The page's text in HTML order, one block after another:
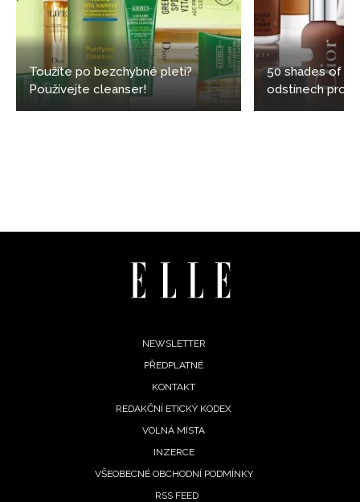
zpracováním údajů k tomuto účelu podle
Zásad ochrany
soukromí BurdaMedia Extra s.r.o., zaškrtněte toto pole.
Toužíte po bezchybné pleti?
Používejte cleanser!
50 shades of
odstínech pro
NEWSLETTER
PŘEDPLATNÉ
KONTAKT
REDAKČNÍ ETICKÝ KODEX
VOLNÁ MÍSTA
INZERCE
VŠEOBECNÉ OBCHODNÍ PODMÍNKY
RSS FEED